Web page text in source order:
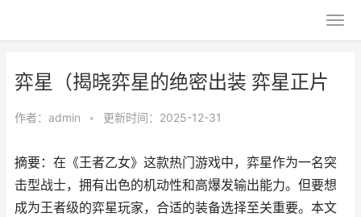
弈星（揭晓弈星的绝密出装 弈星正片
作者： admin • 更新时间：2025-12-31
摘要：在《王者乙女》这款热门游戏中，弈星作为一名突
击型战士，拥有出色的机动性和高爆发输出能力。但要想
成为王者级的弈星玩家，合适的装备选择至关重要。本文